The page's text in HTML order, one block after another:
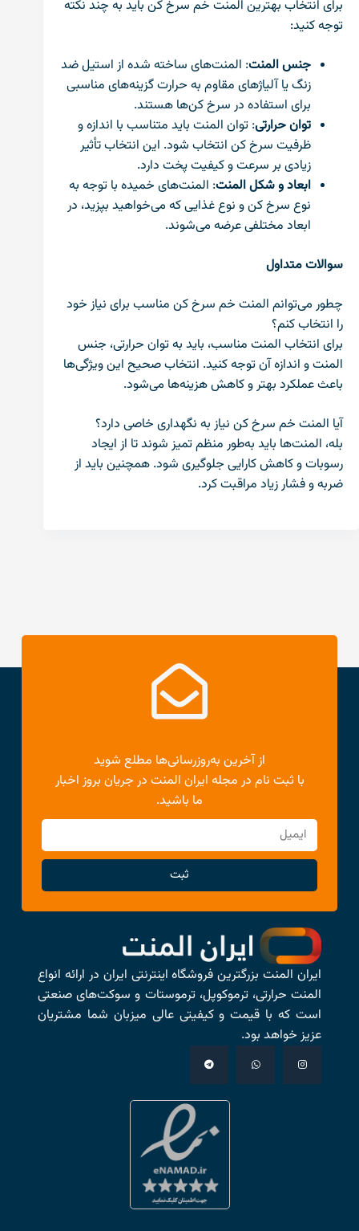
برای انتخاب بهترین المنت خم سرخ کن باید به چند نکته
توجه کنید:
جنس المنت: المنت‌های ساخته شده از استیل ضد
زنگ یا آلیاژهای مقاوم به حرارت گزینه‌های مناسبی
برای استفاده در سرخ کن‌ها هستند.
توان حرارتی: توان المنت باید متناسب با اندازه و
ظرفیت سرخ کن انتخاب شود. این انتخاب تأثیر
زیادی بر سرعت و کیفیت پخت دارد.
ابعاد و شکل المنت: المنت‌های خمیده با توجه به
نوع سرخ کن و نوع غذایی که می‌خواهید بپزید، در
ابعاد مختلفی عرضه می‌شوند.
سوالات متداول
چطور می‌توانم المنت خم سرخ کن مناسب برای نیاز خود
را انتخاب کنم؟
برای انتخاب المنت مناسب، باید به توان حرارتی، جنس
المنت و اندازه آن توجه کنید. انتخاب صحیح این ویژگی‌ها
باعث عملکرد بهتر و کاهش هزینه‌ها می‌شود.
آیا المنت خم سرخ کن نیاز به نگهداری خاصی دارد؟
بله، المنت‌ها باید به‌طور منظم تمیز شوند تا از ایجاد
رسوبات و کاهش کارایی جلوگیری شود. همچنین باید از
ضربه و فشار زیاد مراقبت کرد.
از آخرین به‌روزرسانی‌ها مطلع شوید
با ثبت نام در مجله ایران المنت در جریان بروز اخبار
ما باشید.
ثبت
ایران المنت بزرگترین فروشگاه اینترنتی ایران در ارائه انواع
المنت حرارتی، ترموکوپل، ترموستات و سوکت‌های صنعتی
است که با قیمت و کیفیتی عالی میزبان شما مشتریان
عزیز خواهد بود.